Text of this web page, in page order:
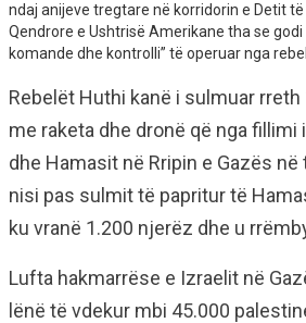
ndaj anijeve tregtare në korridorin e Detit të
Qendrore e Ushtrisë Amerikane tha se
komande dhe kontrolli” të operuar nga
Rebelët Huthi kanë i sulmuar
me raketa dhe dronë që nga
dhe Hamasit në Rripin e Gazës në
nisi pas sulmit të papritur të
ku vranë 1.200 njerëz dhe u
Lufta hakmarrëse e Izraelit në
lënë të vdekur mbi 45.000